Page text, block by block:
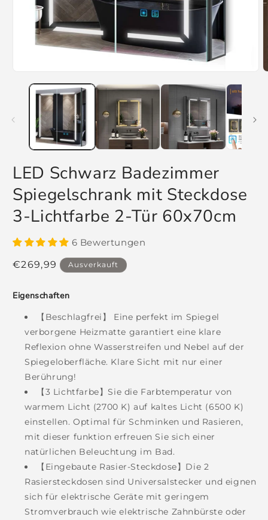
LED Schwarz Badezimmer
Spiegelschrank mit Steckdose
3-Lichtfarbe 2-Tür 60x70cm
6 Bewertungen
Normaler
€269,99 Ausverkauft
Eigenschaften
【Beschlagfrei】 Eine perfekt im Spiegel
verborgene Heizmatte garantiert eine klare
Reflexion ohne Wasserstreifen und Nebel auf der
Spiegeloberfläche. Klare Sicht mit nur einer
Berührung!
【3 Lichtfarbe】Sie die Farbtemperatur von
warmem Licht (2700 K) auf kaltes Licht (6500 K)
einstellen. Optimal für Schminken und Rasieren,
mit dieser funktion erfreuen Sie sich einer
natürlichen Beleuchtung im Bad.
【Eingebaute Rasier-Steckdose】Die 2
Rasiersteckdosen sind Universalstecker und eignen
sich für elektrische Geräte mit geringem
Stromverbrauch wie elektrische Zahnbürste oder